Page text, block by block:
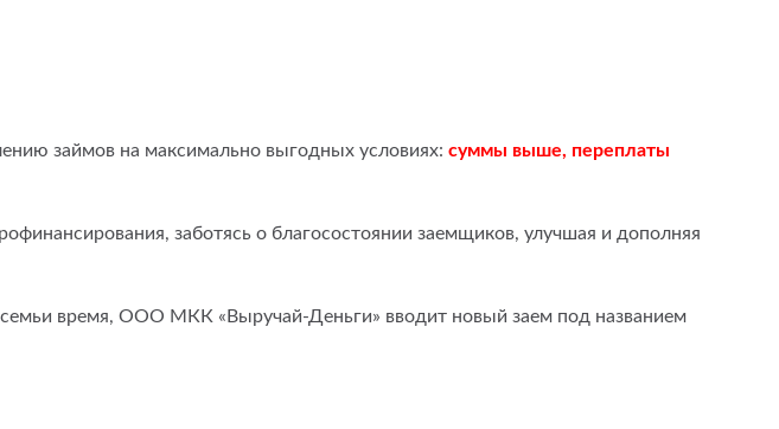
займов на максимально выгодных условиях: суммы выше, переплаты
заботясь о благосостоянии заемщиков, улучшая и дополняя
время, ООО МКК «Выручай-Деньги» вводит новый заем под названием